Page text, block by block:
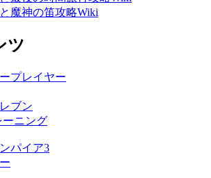
魔神の笛攻略Wiki
ツ
プレイヤー
ブン
ーニング
パイア3